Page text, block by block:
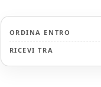
ORDINA ENTRO
RICEVI TRA